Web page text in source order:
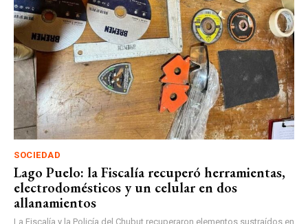
SOCIEDAD
Lago Puelo: la Fiscalía recuperó herramientas,
electrodomésticos y un celular en dos
allanamientos
La Fiscalía y la Policía del Chubut recuperaron elementos sustraídos en